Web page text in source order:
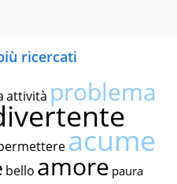
ricercati
attività problema
acume
bello amore paura